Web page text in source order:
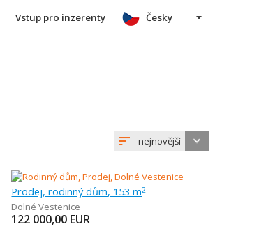
Vstup pro inzerenty Česky
nejnovější
Prodej, rodinný dům, 153 m2
Dolné Vestenice
122 000,00 EUR